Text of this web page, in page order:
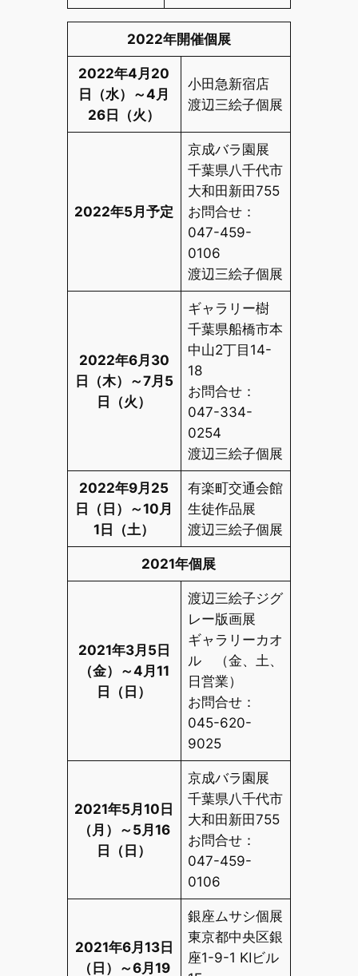
2022年開催個展
2022年4月20
日（水）～4月
26日（火）
小田急新宿店
渡辺三絵子個展
2022年5月予定
京成バラ園展
千葉県八千代市
大和田新田755
お問合せ：
047-459-
0106
渡辺三絵子個展
2022年6月30
日（木）～7月5
日（火）
ギャラリー樹
千葉県船橋市本
中山2丁目14-
18
お問合せ：
047-334-
0254
渡辺三絵子個展
2022年9月25
日（日）～10月
1日（土）
有楽町交通会館
生徒作品展
渡辺三絵子個展
2021年個展
2021年3月5日
（金）～4月11
日（日）
渡辺三絵子ジグ
レー版画展
ギャラリーカオ
ル （金、土、
日営業）
お問合せ：
045-620-
9025
2021年5月10日
（月）～5月16
日（日）
京成バラ園展
千葉県八千代市
大和田新田755
お問合せ：
047-459-
0106
2021年6月13日
（日）～6月19
銀座ムサシ個展
東京都中央区銀
座1-9-1 KIビル